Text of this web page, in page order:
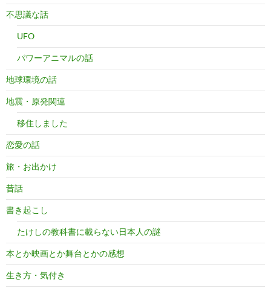
不思議な話
UFO
パワーアニマルの話
地球環境の話
地震・原発関連
移住しました
恋愛の話
旅・お出かけ
昔話
書き起こし
たけしの教科書に載らない日本人の謎
本とか映画とか舞台とかの感想
生き方・気付き